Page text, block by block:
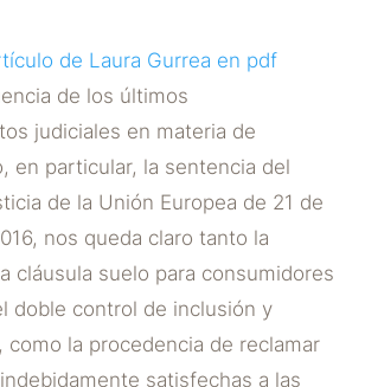
de Laura Gurrea en pdf
de los últimos
judiciales en materia de
en particular, la sentencia del
de la Unión Europea de 21 de
nos queda claro tanto la
cláusula suelo para consumidores
doble control de inclusión y
como la procedencia de reclamar
satisfechas a las